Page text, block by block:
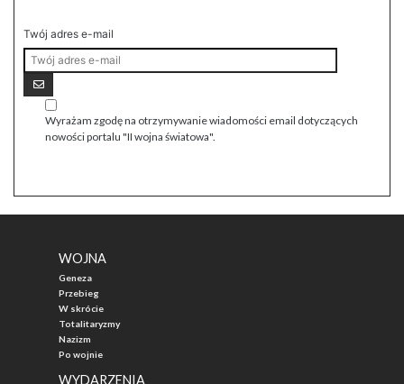
Twój adres e-mail
Wyrażam zgodę na otrzymywanie wiadomości email dotyczących
nowości portalu "II wojna światowa".
WOJNA
Geneza
Przebieg
W skrócie
Totalitaryzmy
Nazizm
Po wojnie
WYDARZENIA